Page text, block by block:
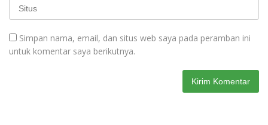
Simpan nama, email, dan situs web saya pada peramban ini
untuk komentar saya berikutnya.